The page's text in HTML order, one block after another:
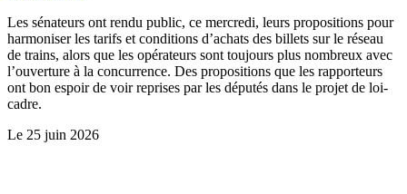
Les sénateurs ont rendu public, ce mercredi, leurs propositions pour
harmoniser les tarifs et conditions d’achats des billets sur le réseau
de trains, alors que les opérateurs sont toujours plus nombreux avec
l’ouverture à la concurrence. Des propositions que les rapporteurs
ont bon espoir de voir reprises par les députés dans le projet de loi-
cadre.
Le 25 juin 2026